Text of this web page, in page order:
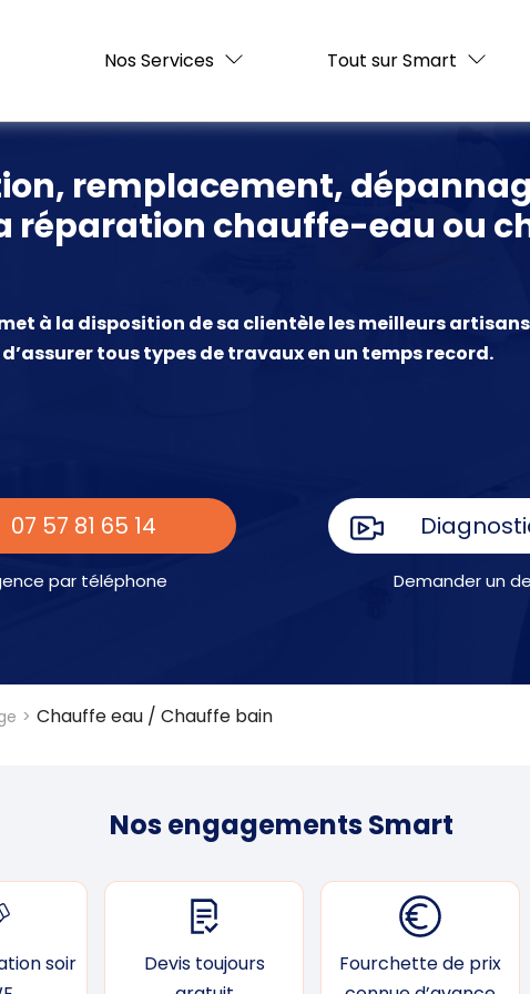
Nos Services Tout sur Smart
remplacement,
réparation chauffe-eau ou
à la disposition de sa clientèle les meilleurs
tous types de travaux en un temps record.
07 57 81 65 14
par téléphone Demander un
Chauffe eau / Chauffe bain
Nos engagements Smart
soir
Devis toujours
Fourchette de prix